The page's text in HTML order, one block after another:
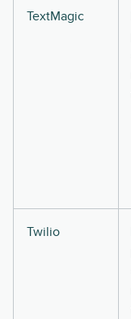
TextMagic
Twilio